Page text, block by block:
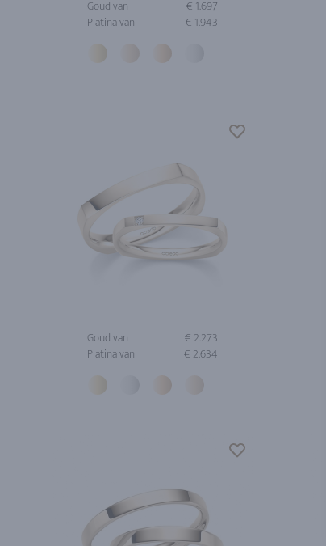
Goud van
€ 1.697
Platina van
€ 1.943
Goud van
€ 2.273
Platina van
€ 2.634